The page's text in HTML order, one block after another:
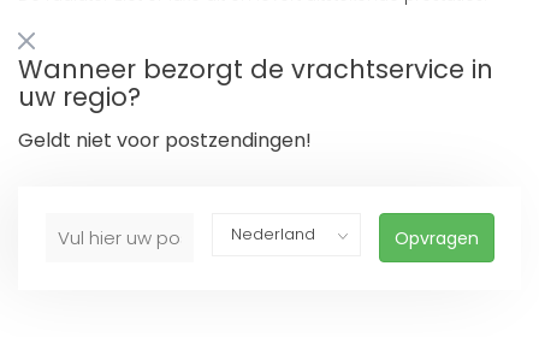
Wanneer bezorgt de vrachtservice in
uw regio?
Geldt niet voor postzendingen!
Opvragen